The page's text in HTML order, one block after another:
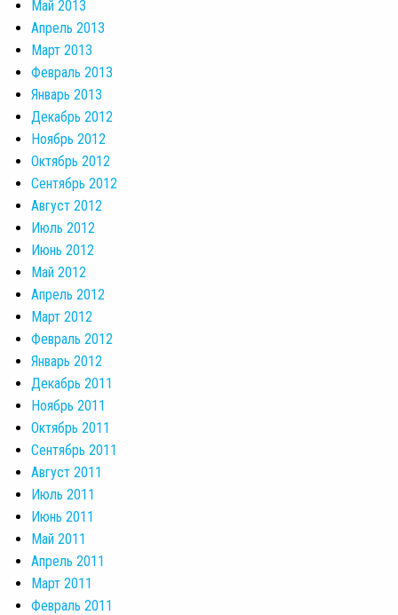
Май 2013
Апрель 2013
Март 2013
Февраль 2013
Январь 2013
Декабрь 2012
Ноябрь 2012
Октябрь 2012
Сентябрь 2012
Август 2012
Июль 2012
Июнь 2012
Май 2012
Апрель 2012
Март 2012
Февраль 2012
Январь 2012
Декабрь 2011
Ноябрь 2011
Октябрь 2011
Сентябрь 2011
Август 2011
Июль 2011
Июнь 2011
Май 2011
Апрель 2011
Март 2011
Февраль 2011